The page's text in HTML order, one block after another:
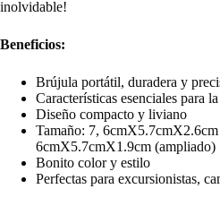
inolvidable!
Beneficios:
Brújula portátil, duradera y
Características esenciales para
Diseño compacto y liviano
Tamaño: 7,
6cmX5.7cmX1.9cm (ampliado)
Bonito color y estilo
Perfectas para excursionistas,